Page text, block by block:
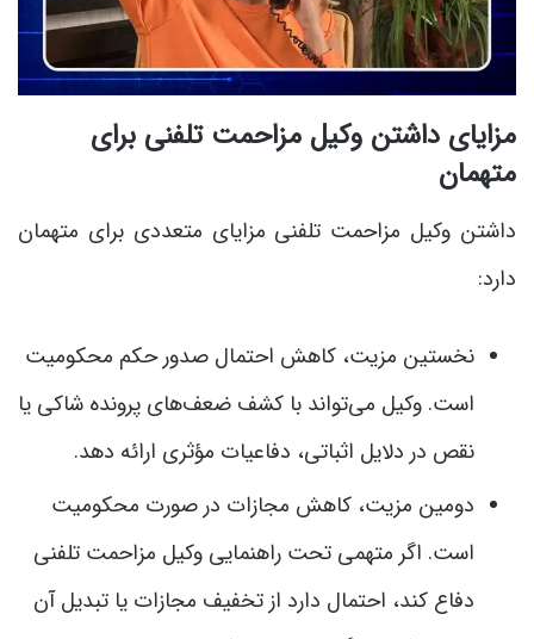
مزایای داشتن وکیل مزاحمت تلفنی برای
متهمان
داشتن وکیل مزاحمت تلفنی مزایای متعددی برای متهمان
دارد:
نخستین مزیت، کاهش احتمال صدور حکم محکومیت
است. وکیل می‌تواند با کشف ضعف‌های پرونده شاکی یا
نقص در دلایل اثباتی، دفاعیات مؤثری ارائه دهد.
دومین مزیت، کاهش مجازات در صورت محکومیت
است. اگر متهمی تحت راهنمایی وکیل مزاحمت تلفنی
دفاع کند، احتمال دارد از تخفیف مجازات یا تبدیل آن